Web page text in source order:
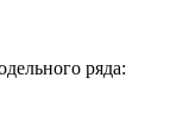
ряда: